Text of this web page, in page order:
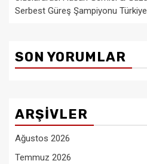
Serbest Güreş Şampiyonu Türkiye
SON YORUMLAR
ARŞIVLER
Ağustos 2026
Temmuz 2026